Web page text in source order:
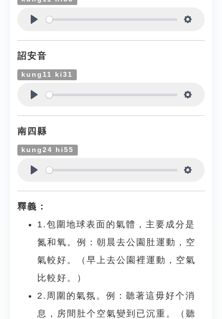
詔安音
kung11 ki31
南四縣
kung24 hi55
釋義：
1.包圍地球表面的氣體，主要成分是
氮和氧。例：朝晨去公園肚運動，空
氣較好。（早上去公園裡運動，空氣
比較好。）
2.周圍的氣氛。例：聽著這毋好个消
息，房間肚个空氣變到已沉重。（聽